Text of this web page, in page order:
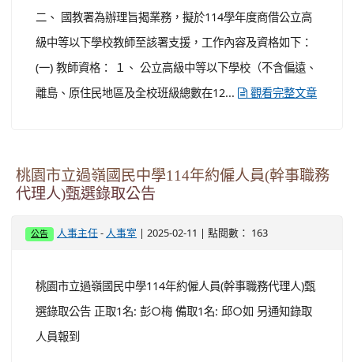
二、 國教署為辦理旨揭業務，擬於114學年度商借公立高
級中等以下學校教師至該署支援，工作內容及資格如下：
(一) 教師資格： １、 公立高級中等以下學校（不含偏遠、
離島、原住民地區及全校班級總數在12...
觀看完整文章
桃園市立過嶺國民中學114年約僱人員(幹事職務
代理人)甄選錄取公告
公告 人事主任 - 人事室 | 2025-02-11 | 點閱數： 163
桃園市立過嶺國民中學114年約僱人員(幹事職務代理人)甄
選錄取公告 正取1名: 彭○梅 備取1名: 邱○如 另通知錄取
人員報到